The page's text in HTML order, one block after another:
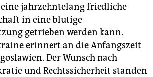
jahrzehntelang friedliche
in eine blutige
getrieben werden kann.
erinnert an die Anfangszeit
Der Wunsch nach
und Rechtssicherheit standen